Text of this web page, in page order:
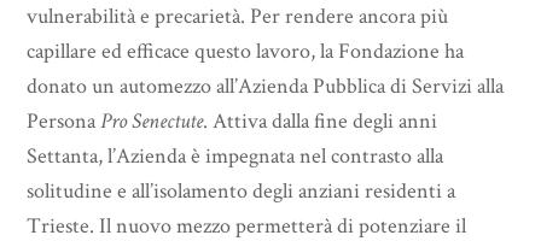
vulnerabilità e precarietà. Per rendere ancora più
capillare ed efficace questo lavoro, la Fondazione ha
donato un automezzo all’Azienda Pubblica di Servizi alla
PersonaPro Senectute. Attiva dalla fine degli anni
Settanta, l’Azienda è impegnata nel contrasto alla
solitudine e all’isolamento degli anziani residenti a
Trieste. Il nuovo mezzo permetterà di potenziare il